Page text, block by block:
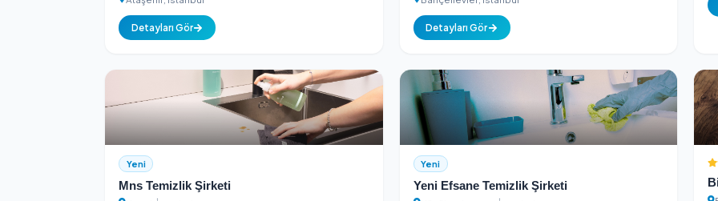
Efsaneler Temizlik
Ataşehir, İstanbul
Detayları Gör
Yeni
Beyaz Temizlik Şirketi
Detayları Gör